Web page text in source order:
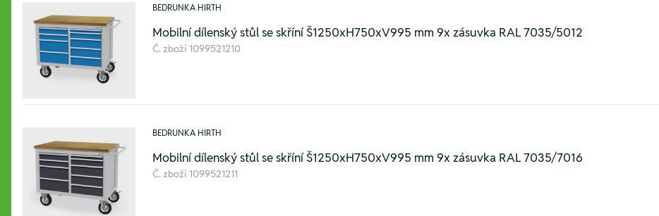
BEDRUNKA HIRTH
Mobilní dílenský stůl se skříní Š1250xH750xV995 mm 9x zásuvka RAL 7035/5012
Č. zboží 1099521210
BEDRUNKA HIRTH
Mobilní dílenský stůl se skříní Š1250xH750xV995 mm 9x zásuvka RAL 7035/7016
Č. zboží 1099521211